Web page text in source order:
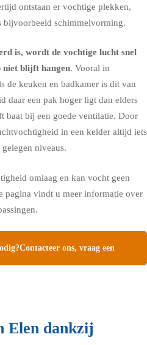
ontstaan er vochtige plekken,
bijvoorbeeld schimmelvorming.
is, wordt de vochtige lucht snel
niet blijft hangen. Vooral in
de keuken en badkamer is dit van
daar een pak hoger ligt dan elders
baat bij een goede ventilatie. Door
in een kelder altijd iets
niveaus.
omlaag en kan vocht geen
pagina vindt u meer informatie over
ons, vraag een
Elen dankzij